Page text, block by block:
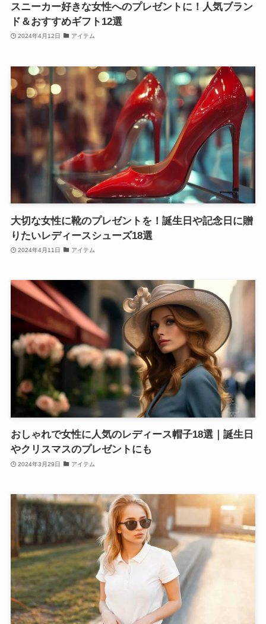
スニーカー好きな女性へのプレゼントに！人気ブラン
ド＆おすすめギフト12選
2024年4月12日 アイテム
大切な女性に靴のプレゼントを！誕生日や記念日に贈
りたいレディースシューズ18選
2024年4月11日 アイテム
おしゃれで女性に人気のレディース帽子18選｜誕生日
やクリスマスのプレゼントにも
2024年3月29日 アイテム